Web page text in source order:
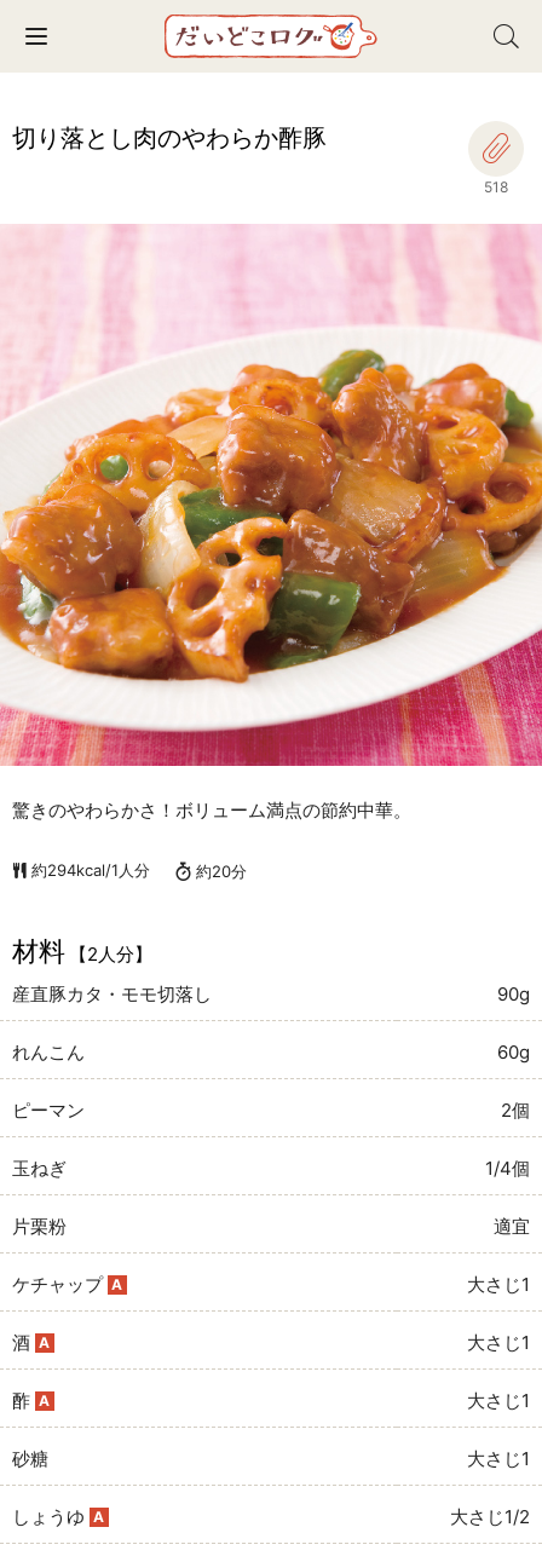
Toggle navigation
切り落とし肉のやわらか酢豚
518
驚きのやわらかさ！ボリューム満点の節約中華。
約294kcal/1人分 約20分
材料
【2人分】
産直豚カタ・モモ切落し
90g
れんこん 60g
ピーマン 2個
玉ねぎ 1/4個
片栗粉 適宜
ケチャップ A 大さじ1
酒 A 大さじ1
酢 A 大さじ1
砂糖 大さじ1
しょうゆ A 大さじ1/2